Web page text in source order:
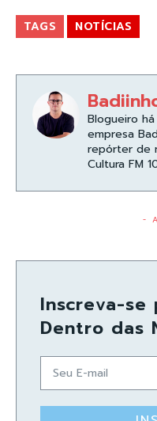
TAGS NOTÍCIAS
Blogueiro
empresa
repórter de
Cultura FM
-
Inscreva-se
Dentro das